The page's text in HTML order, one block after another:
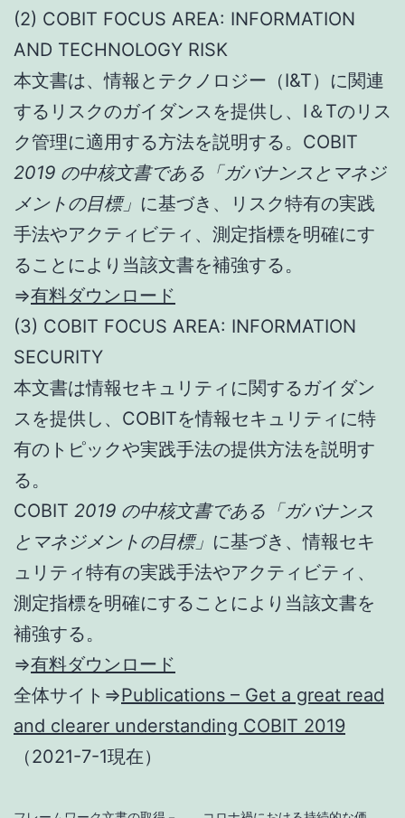
(2) COBIT FOCUS AREA: INFORMATION
AND TECHNOLOGY RISK
本文書は、情報とテクノロジー（I&T）に関連
するリスクのガイダンスを提供し、I＆Tのリス
ク管理に適用する方法を説明する。COBIT
2019 の中核文書である「ガバナンスとマネジ
メントの目標」 に基づき、リスク特有の実践
手法やアクティビティ、測定指標を明確にす
ることにより当該文書を補強する。
⇒有料ダウンロード
(3) COBIT FOCUS AREA: INFORMATION
SECURITY
本文書は情報セキュリティに関するガイダン
スを提供し、COBITを情報セキュリティに特
有のトピックや実践手法の提供方法を説明す
る。
COBIT 2019 の中核文書である「ガバナンス
とマネジメントの目標」 に基づき、情報セキ
ュリティ特有の実践手法やアクティビティ、
測定指標を明確にすることにより当該文書を
補強する。
⇒有料ダウンロード
全体サイト⇒Publications – Get a great read
and clearer understanding COBIT 2019
（2021-7-1現在）